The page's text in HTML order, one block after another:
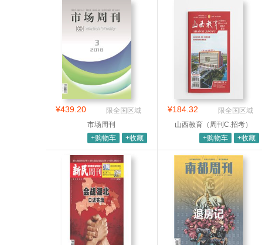
¥439.20
限全国区域
市场周刊
+购物车
+收藏
¥184.32
限全国区域
山西教育（周刊C.招考）
+购物车
+收藏